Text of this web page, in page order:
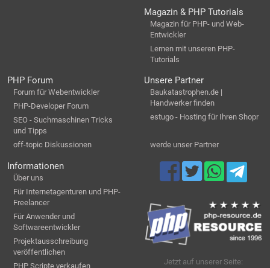
Magazin & PHP Tutorials
Magazin für PHP- und Web-
Entwickler
Lernen mit unseren PHP-
Tutorials
PHP Forum
Forum für Webentwickler
PHP-Developer Forum
SEO - Suchmaschinen Tricks
und Tipps
off-topic Diskussionen
Unsere Partner
Baukatastrophen.de |
Handwerker finden
estugo - Hosting für Ihren Shopr
werde unser Partner
Informationen
Über uns
Für Internetagenturen und PHP-
Freelancer
Für Anwender und
Softwareentwickler
Projektausschreibung
veröffentlichen
PHP Scripte verkaufen
Jetzt auf unserer Seite: